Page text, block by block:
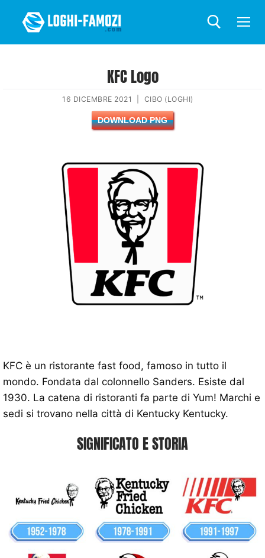
KFC Logo
16 DICEMBRE 2021 CIBO (LOGHI)
DOWNLOAD PNG
KFC è un ristorante fast food, famoso in tutto il
mondo. Fondata dal colonnello Sanders. Esiste dal
1930. La catena di ristoranti fa parte di Yum! Marchi e
sedi si trovano nella città di Kentucky Kentucky.
SIGNIFICATO E STORIA